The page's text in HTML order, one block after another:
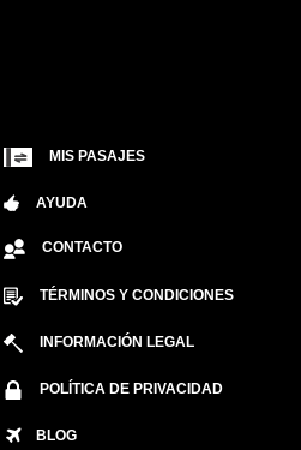
MIS PASAJES
AYUDA
CONTACTO
TÉRMINOS Y CONDICIONES
INFORMACIÓN LEGAL
POLÍTICA DE PRIVACIDAD
BLOG